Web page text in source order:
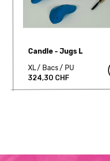
Candle - Jugs L
XL
Bacs
PU
324,30 CHF